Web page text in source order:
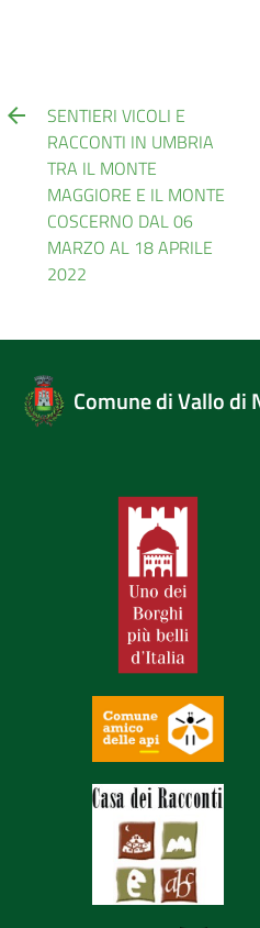
SENTIERI VICOLI E
RACCONTI IN UMBRIA
TRA IL MONTE
MAGGIORE E IL MONTE
COSCERNO DAL 06
MARZO AL 18 APRILE
2022
Comune di Vallo di